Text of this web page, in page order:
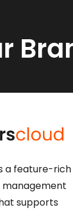
a feature-rich
supports